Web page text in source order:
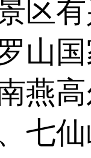
区
山
燕
七